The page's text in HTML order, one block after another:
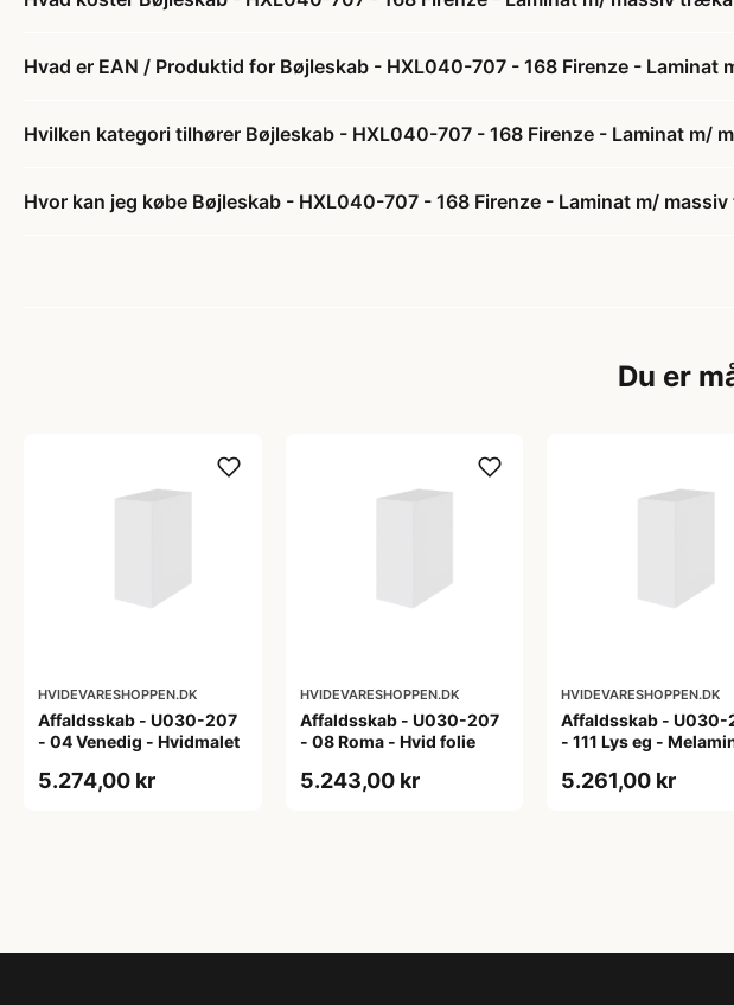
Hvad er EAN / Produktid for Bøjleskab - HXL040-707 - 168 Firenze -
Hvilken kategori tilhører Bøjleskab - HXL040-707 - 168 Firenze - Laminat m/
Hvor kan jeg købe Bøjleskab - HXL040-707 - 168 Firenze - Laminat m/
Du er
HVIDEVARESHOPPEN.DK
Affaldsskab - U030-207
- 04 Venedig - Hvidmalet
5.274,00 kr
HVIDEVARESHOPPEN.DK
Affaldsskab - U030-207
- 08 Roma - Hvid folie
5.243,00 kr
HVIDEVARESHOPPEN.DK
Affaldsskab - U030-
- 111 Lys eg -
5.261,00 kr